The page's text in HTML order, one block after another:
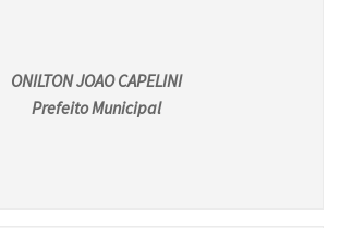
ONILTON JOAO CAPELINI
Prefeito Municipal